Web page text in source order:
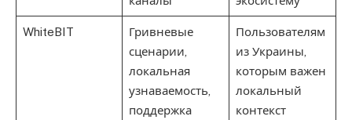
WhiteBIT
Гривневые
сценарии,
локальная
узнаваемость,
поддержка
Пользователям
из Украины,
которым важен
локальный
контекст